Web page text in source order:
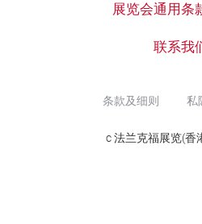
展览会通用条
联系我
条款及细则 私
c 法兰克福展览(香